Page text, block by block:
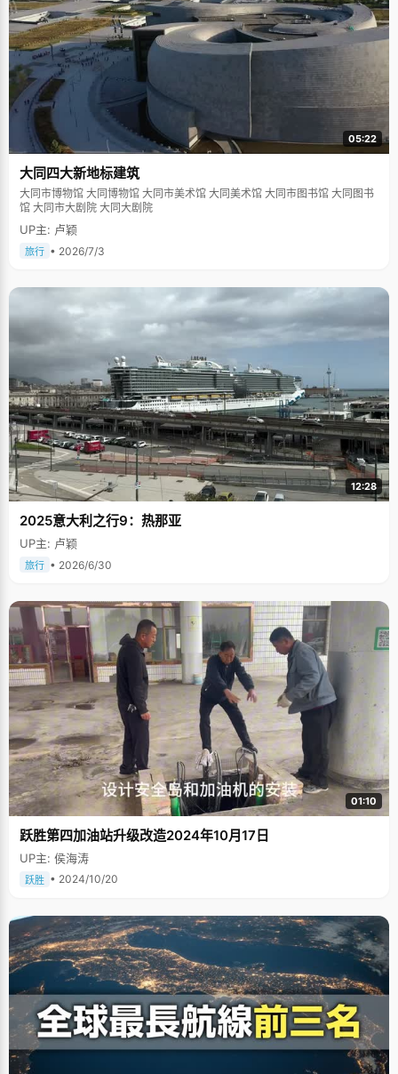
05:22
大同四大新地标建筑
大同市博物馆 大同博物馆 大同市美术馆 大同美术馆 大同市图书馆 大同图书
馆 大同市大剧院 大同大剧院
UP主: 卢颖
旅行 • 2026/7/3
12:28
2025意大利之行9：热那亚
UP主: 卢颖
旅行 • 2026/6/30
01:10
跃胜第四加油站升级改造2024年10月17日
UP主: 侯海涛
跃胜 • 2024/10/20